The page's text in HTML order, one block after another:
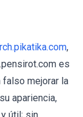
,
es
mejorar la
apariencia,